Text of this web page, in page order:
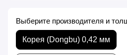
Выберите производителя и
Корея (Dongbu) 0,42 мм